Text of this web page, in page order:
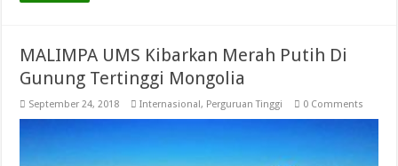
MALIMPA UMS Kibarkan Merah Putih Di
Gunung Tertinggi Mongolia
September 24, 2018 Internasional, Perguruan Tinggi 0 Comments